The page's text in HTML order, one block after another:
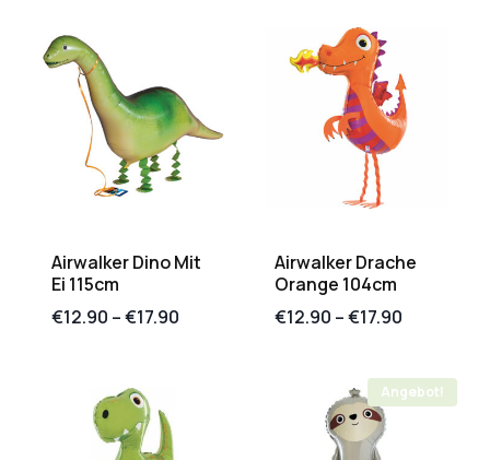
Airwalker Dino Mit
Ei 115cm
€12.90 –€17.90
Airwalker Drache
Orange 104cm
€12.90 –€17.90
Angebot!